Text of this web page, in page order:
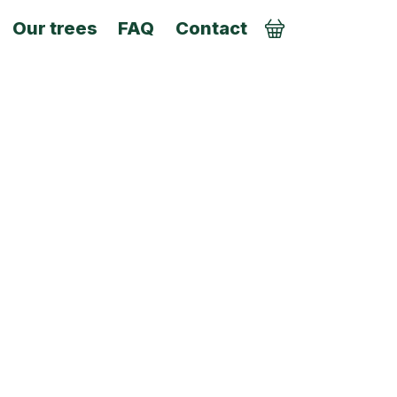
Our trees FAQ Contact